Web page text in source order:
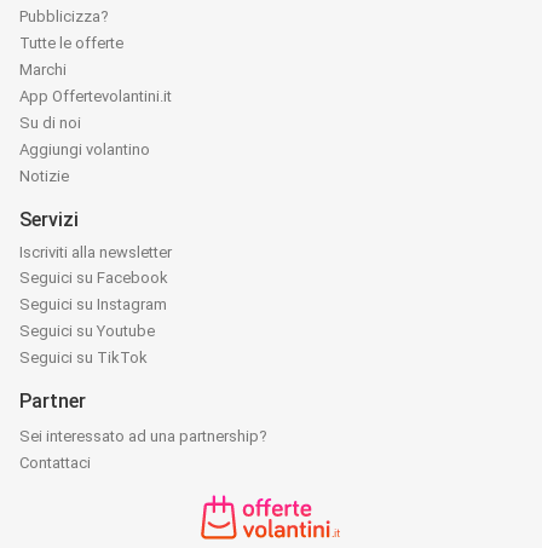
Pubblicizza?
Tutte le offerte
Marchi
App Offertevolantini.it
Su di noi
Aggiungi volantino
Notizie
Servizi
Iscriviti alla newsletter
Seguici su Facebook
Seguici su Instagram
Seguici su Youtube
Seguici su TikTok
Partner
Sei interessato ad una partnership?
Contattaci